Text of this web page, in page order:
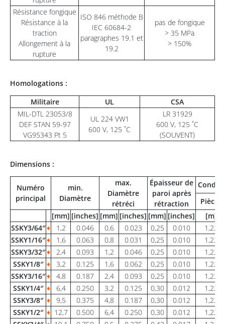
Résistance fongique
Résistance à la
traction
Allongement à la
rupture
ISO 846 méthode B
IEC 60684-2
paragraphes 19.1 et
19.2
pas de fongique
> 35 MPa
> 150%
Homologations :
Militaire
UL
CSA
MIL-DTL 23053/8
DEF STAN 59-97
VG95343 Pt 5
UL 224 VW1
600 V, 125 ˚C
LR 31929
600 V, 125 ˚C
(SOUVENT)
Dimensions :
Numéro
principal
min.
Diamètre
max.
Diamètre
rétréci
Épaisseur de
paroi après
rétraction
Pièces
[mm] [inches] [mm] [inches] [mm] [inches]
[m]
SSKY3/64″♦ 1,2 0.046 0,6 0.023 0,25 0.010
1,22
SSKY1/16″♦ 1,6 0.063 0,8 0.031 0,25 0.010
1,22
SSKY3/32″♦ 2,4 0.093 1,2 0.046 0,25 0.010
1,22
SSKY1/8″ ♦ 3,2 0.125 1,6 0.062 0,25 0.010
1,22
SSKY3/16″♦ 4,8 0.187 2,4 0.093 0,25 0.010
1,22
SSKY1/4″ ♦ 6,4 0.250 3,2 0.125 0,30 0.012
1,22
SSKY3/8″ ♦ 9,5 0.375 4,8 0.187 0,30 0.012
1,22
SSKY1/2″ ♦ 12,7 0.500 6,4 0.250 0,30 0.012
1,22